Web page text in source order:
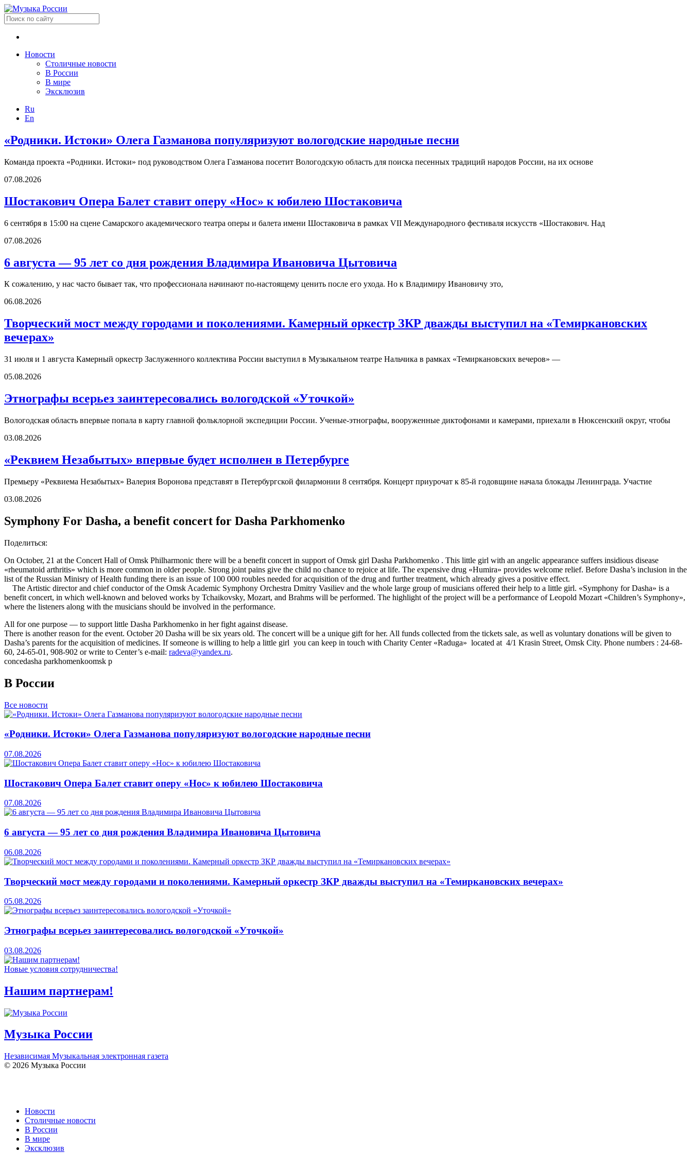
Новости
Столичные новости
В России
В мире
Эксклюзив
Ru
En
«Родники. Истоки» Олега Газманова популяризуют вологодские народные песни
Команда проекта «Родники. Истоки» под руководством Олега Газманова посетит Вологодскую область для поиска песенных традиций народов России, на их основе
07.08.2026
Шостакович Опера Балет ставит оперу «Нос» к юбилею Шостаковича
6 сентября в 15:00 на сцене Самарского академического театра оперы и балета имени Шостаковича в рамках VII Международного фестиваля искусств «Шостакович. Над
07.08.2026
6 августа — 95 лет со дня рождения Владимира Ивановича Цытовича
К сожалению, у нас часто бывает так, что профессионала начинают по-настоящему ценить после его ухода. Но к Владимиру Ивановичу это,
06.08.2026
Творческий мост между городами и поколениями. Камерный оркестр ЗКР дважды выступил на «Темиркановских
вечерах»
31 июля и 1 августа Камерный оркестр Заслуженного коллектива России выступил в Музыкальном театре Нальчика в рамках «Темиркановских вечеров» —
05.08.2026
Этнографы всерьез заинтересовались вологодской «Уточкой»
Вологодская область впервые попала в карту главной фольклорной экспедиции России. Ученые-этнографы, вооруженные диктофонами и камерами, приехали в Нюксенский округ, чтобы
03.08.2026
«Реквием Незабытых» впервые будет исполнен в Петербурге
Премьеру «Реквиема Незабытых» Валерия Воронова представят в Петербургской филармонии 8 сентября. Концерт приурочат к 85-й годовщине начала блокады Ленинграда. Участие
03.08.2026
Symphony For Dasha, a benefit concert for Dasha Parkhomenko
Поделиться:
On October, 21 at the Concert Hall of Omsk Philharmonic there will be a benefit concert in support of Omsk girl Dasha Parkhomenko . This little girl with an angelic appearance suffers insidious disease
«rheumatoid arthritis» which is more common in older people. Strong joint pains give the child no chance to rejoice at life. The expensive drug «Humira» provides welcome relief. Before Dasha’s inclusion in the
list of the Russian Minisry of Health funding there is an issue of 100 000 roubles needed for acquisition of the drug and further treatment, which already gives a positive effect.
The Artistic director and chief conductor of the Omsk Academic Symphony Orchestra Dmitry Vasiliev and the whole large group of musicians offered their help to a little girl. «Symphony for Dasha» is a
benefit concert, in which well-known and beloved works by Tchaikovsky, Mozart, and Brahms will be performed. The highlight of the project will be a performance of Leopold Mozart «Children’s Symphony»,
where the listeners along with the musicians should be involved in the performance.
All for one purpose — to support little Dasha Parkhomenko in her fight against disease.
There is another reason for the event. October 20 Dasha will be six years old. The concert will be a unique gift for her. All funds collected from the tickets sale, as well as voluntary donations will be given to
Dasha’s parents for the acquisition of medicines. If someone is willing to help a little girl you can keep in touch with Charity Center «Raduga» located at 4/1 Krasin Street, Omsk City. Phone numbers : 24-68-
60, 24-65-01, 908-902 or write to Center’s e-mail: radeva@yandex.ru.
concedasha parkhomenkoomsk p
В России
Все новости
«Родники. Истоки» Олега Газманова популяризуют вологодские народные песни
07.08.2026
Шостакович Опера Балет ставит оперу «Нос» к юбилею Шостаковича
07.08.2026
6 августа — 95 лет со дня рождения Владимира Ивановича Цытовича
06.08.2026
Творческий мост между городами и поколениями. Камерный оркестр ЗКР дважды выступил на «Темиркановских вечерах»
05.08.2026
Этнографы всерьез заинтересовались вологодской «Уточкой»
03.08.2026
Новые условия сотрудничества!
Нашим партнерам!
Музыка России
Независимая Музыкальная электронная газета
© 2026 Музыка России
Новости
Столичные новости
В России
В мире
Эксклюзив